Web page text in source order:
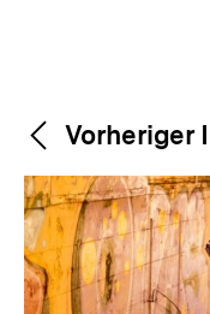
Weitere
Inhalte
Content-
Navigation
Vorheriger